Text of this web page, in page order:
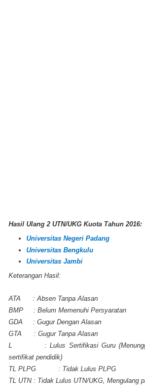
Hasil Ulang 2 UTN/UKG Kuota Tahun
Universitas Negeri Padang
Universitas Bengkulu
Universitas Jambi
Keterangan Hasil:
ATA : Absen Tanpa Alasan
BMP : Belum Memenuhi Persyaratan
GDA : Gugur Dengan Alasan
GTA : Gugur Tanpa Alasan
L : Lulus Sertifikasi Guru (Menunggu
sertifikat pendidik)
TL PLPG : Tidak Lulus PLPG
TL UTN : Tidak Lulus UTN/UKG, Mengulang